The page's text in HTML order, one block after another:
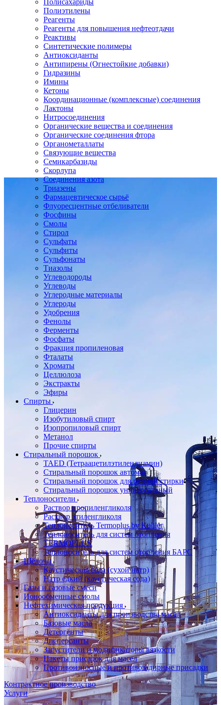
Полисахариды
Полиэтилены
Реагенты
Реагенты для повышения нефтеотдачи
Реактивы
Синтетические полимеры
Антиоксиданты
Антипирены (Огнестойкие добавки)
Гидразины
Имины
Кетоны
Координационные (комплексные) соединения
Лактоны
Нитросоединения
Органические вещества и соединения
Органические соединения фтора
Органометаллаты
Связующие вещества
Семикарбазиды
Скорлупа
Соединения азота
Триазены
Фармацевтическое сырьё
Флуоресцентные отбеливатели
Фосфины
Смолы
Стирол
Сульфаты
Сульфиты
Сульфонаты
Тиазолы
Углеводороды
Углеводы
Углеродные материалы
Углероды
Удобрения
Фенолы
Ферменты
Фосфаты
Фракция пропиленовая
Фталаты
Хроматы
Целлюлоза
Экстракты
Эфиры
Спирты
Глицерин
Изобутиловый спирт
Изопропиловый спирт
Метанол
Прочие спирты
Стиральный порошок
TAED (Тетраацетилэтилендиамин)
Стиральный порошок автомат
Стиральный порошок для ручной стирки
Стиральный порошок универсальный
Теплоносители
Раствор пропиленгликоля
Раствор этиленгликоля
Теплоноситель Termoplus by Kuhler
Теплоноситель для систем отопления
TERMOPLUS
Теплоноситель для систем отопления БАРС
Щёлочи
Каустическая сода (сухой натр)
Натр едкий (каустическая сода)
Газы и газовые смеси
Ионообменные смолы
Нефтехимическая продукция
Антиоксиданты для производства масел
Базовые масла
Детергенты
Дисперсанты
Загустители и модификаторы вязкости
Пакеты присадок для масел
Противоизносные и противозадирные присадки
Контрактное производство
Услуги